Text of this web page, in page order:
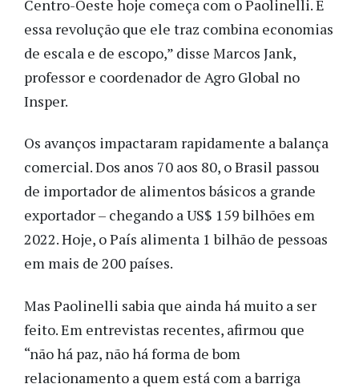
Centro-Oeste hoje começa com o Paolinelli. E
essa revolução que ele traz combina economias
de escala e de escopo,” disse Marcos Jank,
professor e coordenador de Agro Global no
Insper.
Os avanços impactaram rapidamente a balança
comercial. Dos anos 70 aos 80, o Brasil passou
de importador de alimentos básicos a grande
exportador – chegando a US$ 159 bilhões em
2022. Hoje, o País alimenta 1 bilhão de pessoas
em mais de 200 países.
Mas Paolinelli sabia que ainda há muito a ser
feito. Em entrevistas recentes, afirmou que
“não há paz, não há forma de bom
relacionamento a quem está com a barriga